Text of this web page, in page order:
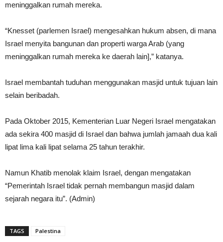
meninggalkan rumah mereka.
“Knesset (parlemen Israel) mengesahkan hukum absen, di mana
Israel menyita bangunan dan properti warga Arab (yang
meninggalkan rumah mereka ke daerah lain],” katanya.
Israel membantah tuduhan menggunakan masjid untuk tujuan lain
selain beribadah.
Pada Oktober 2015, Kementerian Luar Negeri Israel mengatakan
ada sekira 400 masjid di Israel dan bahwa jumlah jamaah dua kali
lipat lima kali lipat selama 25 tahun terakhir.
Namun Khatib menolak klaim Israel, dengan mengatakan
“Pemerintah Israel tidak pernah membangun masjid dalam
sejarah negara itu”. (Admin)
TAGS Palestina